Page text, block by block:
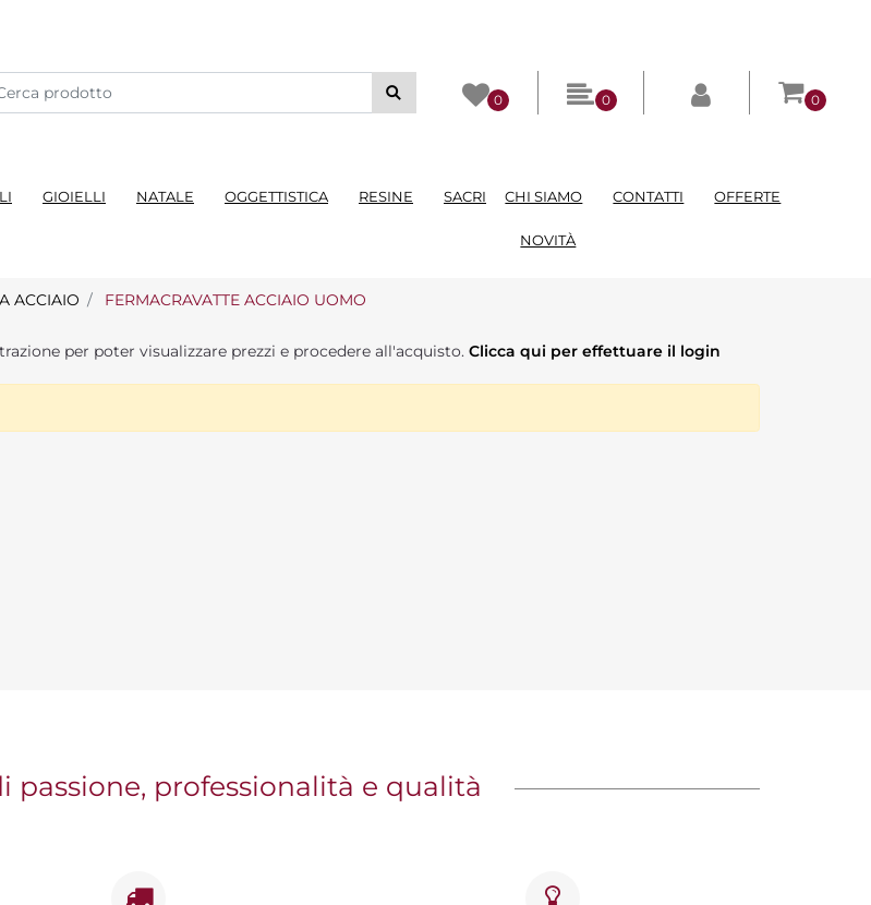
0 0 0
GIOIELLI NATALE OGGETTISTICA RESINE SACRI CHI SIAMO CONTATTI OFFERTE
NOVITÀ
ACCIAIO FERMACRAVATTE ACCIAIO UOMO
per poter visualizzare prezzi e procedere all'acquisto. Clicca qui per effettuare il login
passione, professionalità e qualità